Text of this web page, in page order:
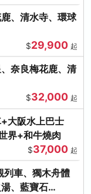
、清水寺、環球
$29,900 起
奈良梅花鹿、清
$32,000 起
大阪水上巴士
界+和牛燒肉
$37,000 起
列車、獨木舟體
、藍寶石